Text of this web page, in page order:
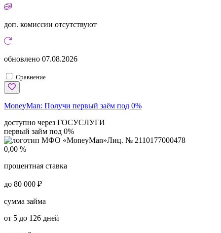
доп. комиссии отсутствуют
обновлено 07.08.2026
Сравнение
MoneyMan: Получи первый заём под 0%
доступно через ГОСУСЛУГИ
первый займ под 0%
Лиц. № 2110177000478
0,00 %
процентная ставка
до 80 000 ₽
сумма займа
от 5 до 126 дней